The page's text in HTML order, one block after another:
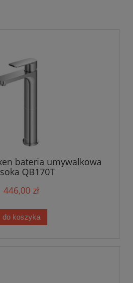
bateria umywalkowa
QB170T
446,00 zł
do koszyka